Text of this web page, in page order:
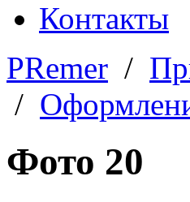
Контакты
PRemer /
/
Фото 20